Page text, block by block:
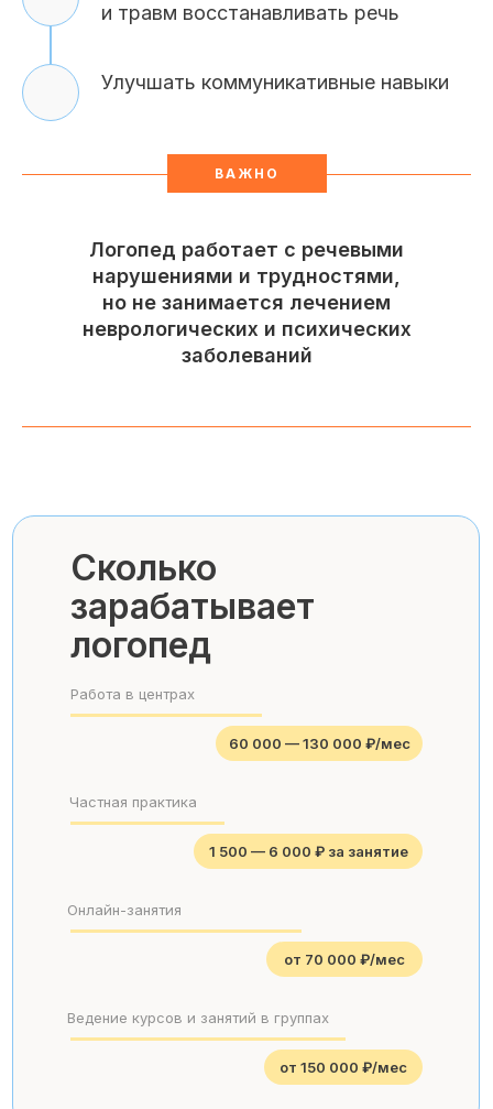
и травм восстанавливать речь
Улучшать коммуникативные навыки
ВАЖНО
Логопед работает с речевыми
нарушениями и трудностями,
но не занимается лечением
неврологических и психических
заболеваний
Сколько
зарабатывает
логопед
Работа в центрах
60 000 — 130 000 ₽/мес
Ведение курсов и занятий в группах
Онлайн-занятия
Частная практика
1 500 — 6 000 ₽ за занятие
от 150 000 ₽/мес
от 70 000 ₽/мес